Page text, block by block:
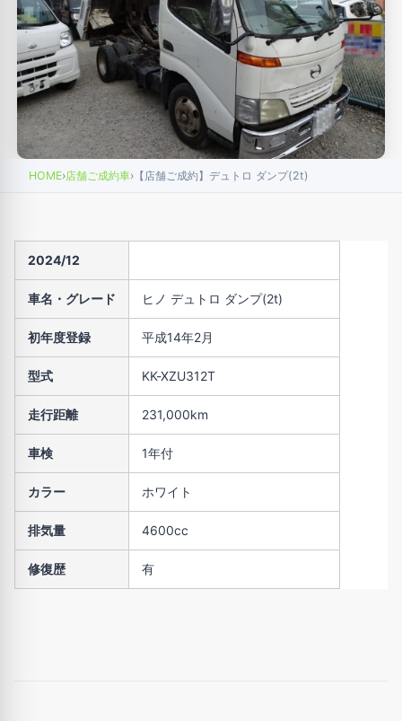
HOME›店舗ご成約車› 【店舗ご成約】デュトロ ダンプ(2t)
2024/12
車名・グレード ヒノ デュトロ ダンプ(2t)
初年度登録 平成14年2月
型式 KK-XZU312T
走行距離 231,000km
車検 1年付
カラー ホワイト
排気量 4600cc
修復歴 有